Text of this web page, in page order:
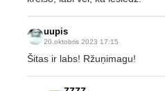
uupis
20.oktobris 2023 17:15
Šitas ir labs! Ržuņimagu!